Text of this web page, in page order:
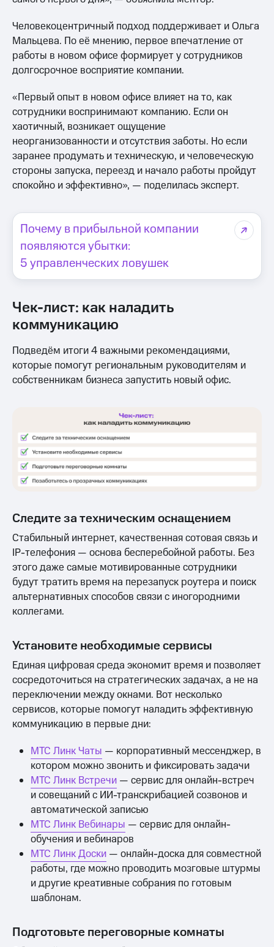
Человекоцентричный подход поддерживает и Ольга
Мальцева. По её мнению, первое впечатление от
работы в новом офисе формирует у сотрудников
долгосрочное восприятие компании.
«Первый опыт в новом офисе влияет на то, как
сотрудники воспринимают компанию. Если он
хаотичный, возникает ощущение
неорганизованности и отсутствия заботы. Но если
заранее продумать и техническую, и человеческую
стороны запуска, переезд и начало работы пройдут
спокойно и эффективно», — поделилась эксперт.
Почему в прибыльной компании
появляются убытки:
5 управленческих ловушек
Чек-лист: как наладить
коммуникацию
Подведём итоги 4 важными рекомендациями,
которые помогут региональным руководителям и
собственникам бизнеса запустить новый офис.
Следите за техническим оснащением
Стабильный интернет, качественная сотовая связь и
IP-телефония — основа бесперебойной работы. Без
этого даже самые мотивированные сотрудники
будут тратить время на перезапуск роутера и поиск
альтернативных способов связи с иногородними
коллегами.
Установите необходимые сервисы
Единая цифровая среда экономит время и позволяет
сосредоточиться на стратегических задачах, а не на
переключении между окнами. Вот несколько
сервисов, которые помогут наладить эффективную
коммуникацию в первые дни:
МТС Линк Чаты — корпоративный мессенджер, в
котором можно звонить и фиксировать задачи
МТС Линк Встречи — сервис для онлайн-встреч
и совещаний с ИИ-транскрибацией созвонов и
автоматической записью
МТС Линк Вебинары — сервис для онлайн-
обучения и вебинаров
МТС Линк Доски — онлайн-доска для совместной
работы, где можно проводить мозговые штурмы
и другие креативные собрания по готовым
шаблонам.
Подготовьте переговорные комнаты